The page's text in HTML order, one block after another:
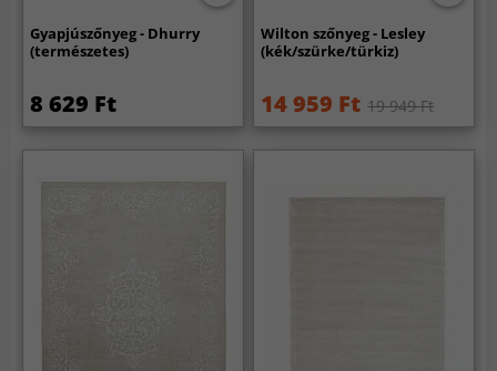
Gyapjúszőnyeg - Dhurry
(természetes)
8 629 Ft
Wilton szőnyeg - Lesley
(kék/szürke/türkiz)
14 959 Ft 19 949 Ft